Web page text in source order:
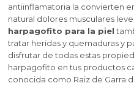
antiinflamatoria la convierten
natural dolores musculares
harpagofito para la piel
tratar heridas y quemaduras y
disfrutar de todas estas
harpagofito en tus productos
conocida como Raiz de Garra